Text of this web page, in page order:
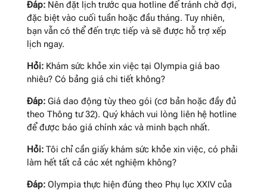
Đáp:Nên đặt lịch trước qua hotline để tránh chờ đợi,
đặc biệt vào cuối tuần hoặc đầu tháng. Tuy nhiên,
bạn vẫn có thể đến trực tiếp và sẽ được hỗ trợ xếp
lịch ngay.
Hỏi:Khám sức khỏe xin việc tại Olympia giá bao
nhiêu? Có bảng giá chi tiết không?
Đáp:Giá dao động tùy theo gói (cơ bản hoặc đầy đủ
theo Thông tư 32). Quý khách vui lòng liên hệ hotline
để được báo giá chính xác và minh bạch nhất.
Hỏi:Tôi chỉ cần giấy khám sức khỏe xin việc, có phải
làm hết tất cả các xét nghiệm không?
Đáp:Olympia thực hiện đúng theo Phụ lục XXIV của